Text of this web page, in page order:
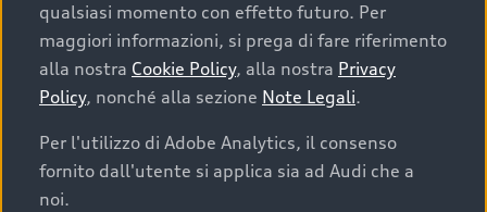
Cosa sapere prima di
acquistare la tua prossima
auto
I requisiti fondamentali da considerare prima di
acquistare un’auto usata, oltre al prezzo e all'aspetto,
qualsiasi momento con effetto futuro. Per
maggiori informazioni, si prega di fare riferimento
alla nostra Cookie Policy, alla nostra Privacy
Policy, nonché alla sezione Note Legali.
Per l'utilizzo di Adobe Analytics, il consenso
fornito dall'utente si applica sia ad Audi che a
noi.